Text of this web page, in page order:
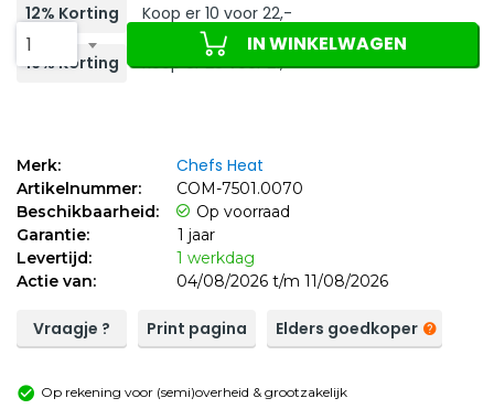
12% Korting Koop er 10 voor 22,-
16% Korting Koop er 20 voor 21,-
1 IN WINKELWAGEN
Merk: Chefs Heat
Artikelnummer:
COM-7501.0070
Beschikbaarheid:
Op voorraad
Garantie:
1 jaar
Levertijd:
1 werkdag
Actie van:
04/08/2026 t/m 11/08/2026
Vraagje ? Print pagina Elders goedkoper
Op rekening voor (semi)overheid & grootzakelijk